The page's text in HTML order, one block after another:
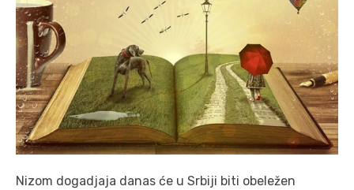
Nizom dogadjaja danas će u Srbiji biti obeležen